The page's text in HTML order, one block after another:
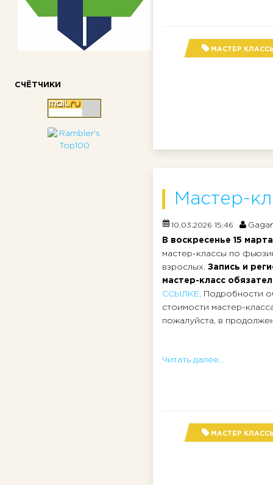
СЧЁТЧИКИ
МАСТЕР
Мастер-
10.03.2026 15:46
В воскресенье 15
мастер-классы по
взрослых. Запись и
мастер-класс
ССЫЛКЕ. Подробности
стоимости мастер-
пожалуйста, в
Читать далее...
МАСТЕР